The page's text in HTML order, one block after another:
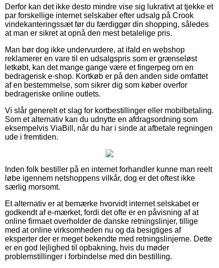
Derfor kan det ikke desto mindre vise sig lukrativt at tjekke et
par forskellige internet selskaber efter udsalg på Crook
vindekanteringssæt før du færdiggør din shopping, således
at man er sikret at opnå den mest betalelige pris.
Man bør dog ikke undervurdere, at ifald en webshop
reklamerer en vare til en udsalgspris som er grænseløst
letkøbt, kan det mange gange være et fingerpeg om en
bedragerisk e-shop. Kortkøb er på den anden side omfattet
af en bestemmelse, som sikrer dig som køber overfor
bedrageriske online outlets.
Vi slår generelt et slag for kortbestillinger eller mobilbetaling.
Som et alternativ kan du udnytte en afdragsordning som
eksempelvis ViaBill, når du har i sinde at afbetale regningen
ude i fremtiden.
Inden folk bestiller på en internet forhandler kunne man reelt
løbe igennem netshoppens vilkår, dog er det oftest ikke
særlig morsomt.
Et alternativ er at bemærke hvorvidt internet selskabet er
godkendt af e-mærket, fordi det ofte er en påvisning af at
online firmaet overholder de danske retningslinjer, tillige
med at online virksomheden nu og da besigtiges af
eksperter der er meget bekendte med retningslinjerne. Dette
er en god lejlighed til opbakning, hvis du møder
problemstillinger i forbindelse med din bestilling.